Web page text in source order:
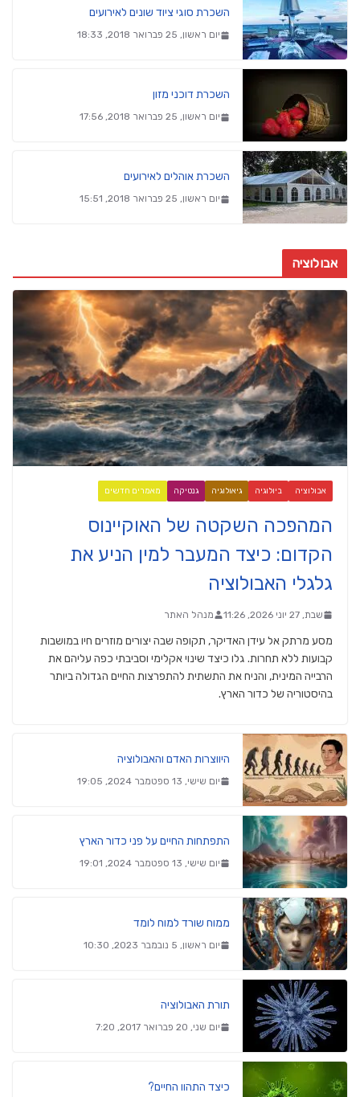
השכרת סוגי ציוד שונים לאירועים
יום ראשון, 25 פברואר 2018, 18:33
השכרת דוכני מזון
יום ראשון, 25 פברואר 2018, 17:56
השכרת אוהלים לאירועים
יום ראשון, 25 פברואר 2018, 15:51
אבולוציה
אבולוציה ביולוגיה גיאולוגיה גנטיקה מאמרים חדשים
המהפכה השקטה של האוקיינוס
הקדום: כיצד המעבר למין הניע את
גלגלי האבולוציה
שבת, 27 יוני 2026, 11:26 מנהל האתר
מסע מרתק אל עידן האדיקר, תקופה שבה יצורים מוזרים חיו במושבות
קבועות ללא תחרות. גלו כיצד שינוי אקלימי וסביבתי כפה עליהם את
הרבייה המינית, והניח את התשתית להתפרצות החיים הגדולה ביותר
בהיסטוריה של כדור הארץ.
היווצרות האדם והאבולוציה
יום שישי, 13 ספטמבר 2024, 19:05
התפתחות החיים על פני כדור הארץ
יום שישי, 13 ספטמבר 2024, 19:01
ממוח שורד למוח לומד
יום ראשון, 5 נובמבר 2023, 10:30
תורת האבולוציה
יום שני, 20 פברואר 2017, 7:20
כיצד התהוו החיים?